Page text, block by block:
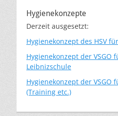
Hygienekonzepte
Derzeit ausgesetzt:
Hygienekonzept des HSV
Hygienekonzept der VSGO
Leibnizschule
Hygienekonzept der VSGO
(Training etc.)